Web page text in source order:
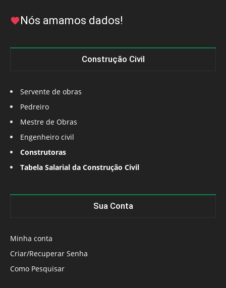
Nós amamos dados!
Construção Civil
Servente de obras
Pedreiro
Mestre de Obras
Engenheiro civil
Construtoras
Tabela Salarial da Construção Civil
Sua Conta
Minha conta
Criar/Recuperar Senha
Como Pesquisar